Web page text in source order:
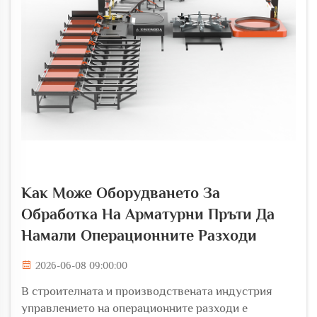
Как Може Оборудването За
Обработка На Арматурни Пръти Да
Намали Операционните Разходи
2026-06-08 09:00:00
В строителната и производствената индустрия
управлението на операционните разходи е